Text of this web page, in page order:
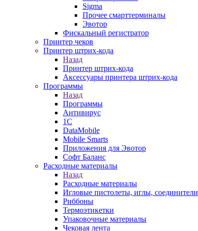
Sigma
Прочее смарттерминалы
Эвотор
Фискальный регистратор
Принтер чеков
Принтер штрих-кода
Назад
Принтер штрих-кода
Аксессуары принтера штрих-кода
Программы
Назад
Программы
Антивирус
1С
DataMobile
Mobile Smarts
Приложения для Эвотор
Софт Баланс
Расходные материалы
Назад
Расходные материалы
Игловые пистолеты, иглы, соединители
Риббоны
Термоэтикетки
Упаковочные материалы
Чековая лента